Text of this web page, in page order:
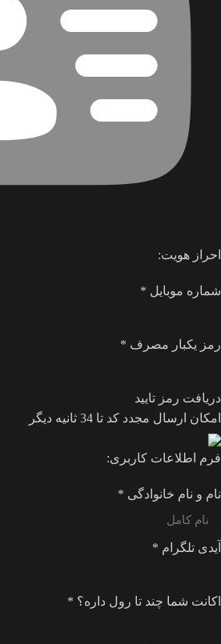
احراز هویت:
شماره موبایل *
رمز یکبار مصرف *
دریافت رمز تایید
امکان ارسال مجدد کد تا 34 ثانیه دیگر
فرم اطلاعات کاربری:
نام و نام خانوادگی *
آیدی تلگرام *
اکانت شما چند تا رول داره؟ *